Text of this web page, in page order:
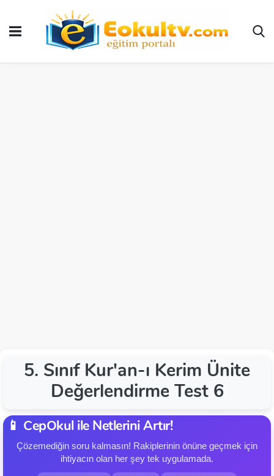
5. Sınıf Kur'an-ı Kerim Ünite
Değerlendirme Test 6
📱 CepOkul ile Netlerini Artır!
Çözemediğin soru kalmasın! Rakiplerinin önüne geçmek için
ihtiyacın olan her şey tek uygulamada.